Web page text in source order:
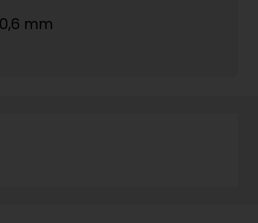
mm